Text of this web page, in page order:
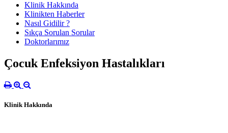
Klinik Hakkında
Klinikten Haberler
Nasıl Gidilir ?
Sıkça Sorulan Sorular
Doktorlarımız
Çocuk Enfeksiyon Hastalıkları
Klinik Hakkında